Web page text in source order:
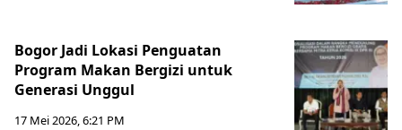
Bogor Jadi Lokasi Penguatan
Program Makan Bergizi untuk
Generasi Unggul
17 Mei 2026, 6:21 PM